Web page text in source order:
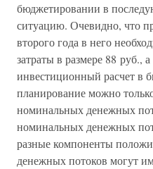
бюджетировании в
ситуацию. Очевидно, что
второго года в него
затраты в размере 88 руб.,
инвестиционный расчет в
планирование можно
номинальных денежных
номинальных денежных
разные компоненты
денежных потоков могут